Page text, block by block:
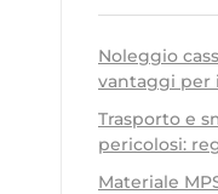
Noleggio
vantaggi per
Trasporto e
pericolosi:
Materiale